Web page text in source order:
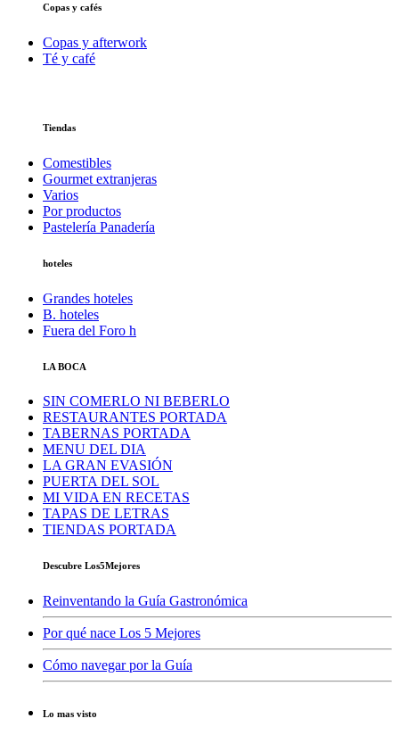
Copas y cafés
Copas y afterwork
Té y café
Tiendas
Comestibles
Gourmet extranjeras
Varios
Por productos
Pastelería Panadería
hoteles
Grandes hoteles
B. hoteles
Fuera del Foro h
LA BOCA
SIN COMERLO NI BEBERLO
RESTAURANTES PORTADA
TABERNAS PORTADA
MENU DEL DIA
LA GRAN EVASIÓN
PUERTA DEL SOL
MI VIDA EN RECETAS
TAPAS DE LETRAS
TIENDAS PORTADA
Descubre Los5Mejores
Reinventando la Guía Gastronómica
Por qué nace Los 5 Mejores
Cómo navegar por la Guía
Lo mas visto